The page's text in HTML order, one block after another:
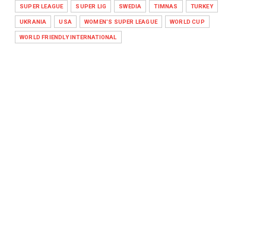
SUPER LEAGUE SUPER LIG SWEDIA TIMNAS TURKEY
UKRANIA USA WOMEN'S SUPER LEAGUE WORLD CUP
WORLD FRIENDLY INTERNATIONAL